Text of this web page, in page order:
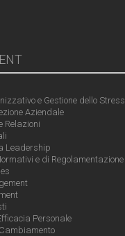
e Gestione dello Stress
Aziendale
Relazioni
Leadership
e di Regolamentazione
Personale